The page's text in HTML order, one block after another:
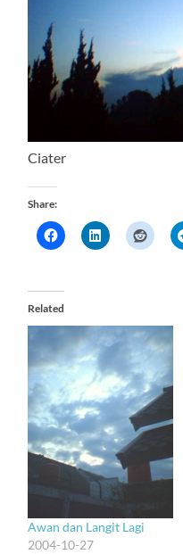
Ciater
Share:
Related
Awan dan Langit Lagi
2004-10-27